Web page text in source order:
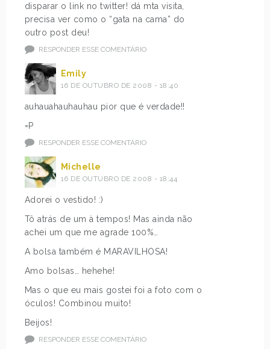
disparar o link no twitter! dá mta visita,
precisa ver como o “gata na cama” do
outro post deu!
RESPONDER ESSE COMENTÁRIO
Emily
16 DE OUTUBRO DE 2008 - 18:40
auhauahauhauhau pior que é verdade!!
=P
RESPONDER ESSE COMENTÁRIO
Michelle
16 DE OUTUBRO DE 2008 - 18:44
Adorei o vestido! :)
Tô atrás de um à tempos! Mas ainda não
achei um que me agrade 100%…
A bolsa também é MARAVILHOSA!
Amo bolsas… hehehe!
Mas o que eu mais gostei foi a foto com o
óculos! Combinou muito!
Beijos!
RESPONDER ESSE COMENTÁRIO